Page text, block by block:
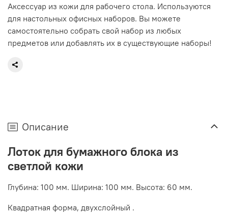
Аксессуар из кожи для рабочего стола. Используются
для настольных офисных наборов. Вы можете
самостоятельно собрать свой набор из любых
предметов или добавлять их в существующие наборы!
Описание
Лоток для бумажного блока из
светлой кожи
Глубина: 100 мм. Ширина: 100 мм. Высота: 60 мм.
Квадратная форма, двухслойный .